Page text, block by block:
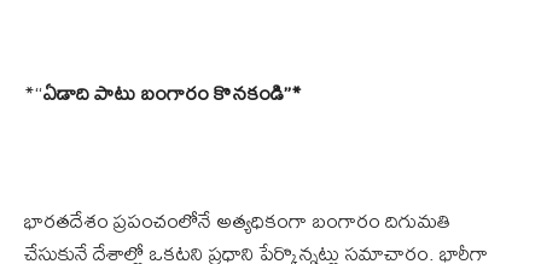
*“ఏడాది పాటు బంగారం కొనకండి”*
భారతదేశం ప్రపంచంలోనే అత్యధికంగా బంగారం దిగుమతి
చేసుకునే దేశాల్లో ఒకటని ప్రధాని పేర్కొన్నట్లు సమాచారం. భారీగా